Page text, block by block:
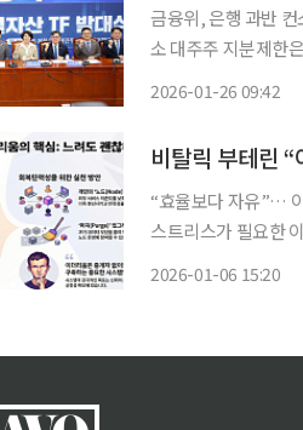
금융위, 은행 과반
소 대주주 지분제한은
2026-01-26 09:42
“효율보다 자유”…
스트리스가 필요한 이
2026-01-06 15:20